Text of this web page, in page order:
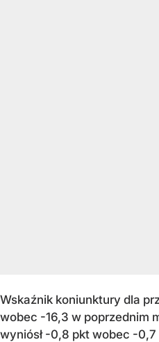
Wskaźnik koniunktury dla
wobec -16,3 w poprzednim
wyniósł -0,8 pkt wobec -